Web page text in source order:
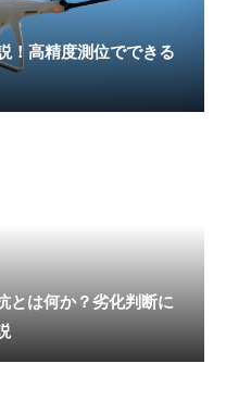
！高精度測位でできる
とは何か？劣化判断に